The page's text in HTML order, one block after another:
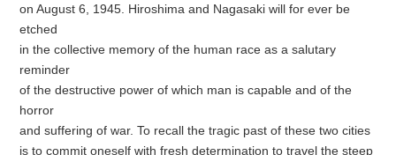
on August 6, 1945. Hiroshima and Nagasaki will for ever be
etched
in the collective memory of the human race as a salutary
reminder
of the destructive power of which man is capable and of the
horror
and suffering of war. To recall the tragic past of these two cities
is to commit oneself with fresh determination to travel the steep